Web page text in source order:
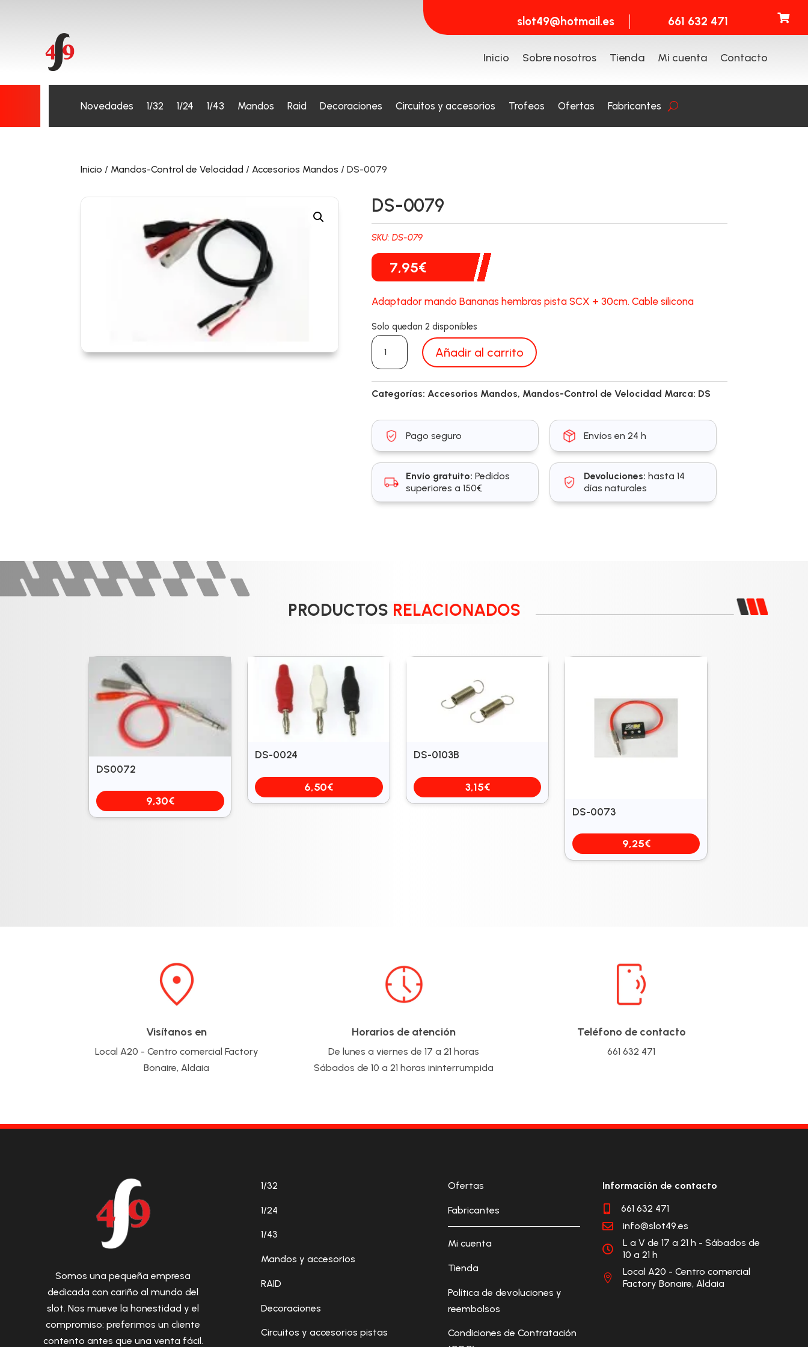
slot49@hotmail.es 661 632 471 
Inicio Sobre nosotros Tienda Mi cuenta Contacto
Novedades 1/32 1/24 1/43 Mandos Raid Decoraciones Circuitos y accesorios Trofeos Ofertas Fabricantes
Inicio / Mandos-Control de Velocidad /Accesorios Mandos / DS-0079
DS-0079
SKU:DS-079
7,95€
Adaptador mando Bananas hembras pista SCX + 30cm. Cable silicona
Solo quedan 2 disponibles
DS-
0079
Añadir al carrito
Categorías:Accesorios Mandos, Mandos-Control de Velocidad Marca: DS
Pago seguro Envíos en 24 h
Envío gratuito: Pedidos
superiores a 150€
Devoluciones: hasta 14
días naturales
PRODUCTOS RELACIONADOS
DS0072
9,30€
DS-0024
6,50€
DS-0103B
3,15€
DS-0073
9,25€
Visítanos en
Local A20 - Centro comercial Factory
Bonaire, Aldaia
Horarios de atención
De lunes a viernes de 17 a 21 horas
Sábados de 10 a 21 horas ininterrumpida
Teléfono de contacto
661 632 471
Somos una pequeña empresa
dedicada con cariño al mundo del
slot. Nos mueve la honestidad y el
compromiso: preferimos un cliente
contento antes que una venta fácil.
1/32
1/24
1/43
Mandos y accesorios
RAID
Decoraciones
Circuitos y accesorios pistas
Ofertas
Fabricantes
Mi cuenta
Tienda
Política de devoluciones y
reembolsos
Condiciones de Contratación
Información de contacto
 661 632 471
 info@slot49.es

L a V de 17 a 21 h - Sábados de
10 a 21 h

Local A20 - Centro comercial
Factory Bonaire, Aldaia